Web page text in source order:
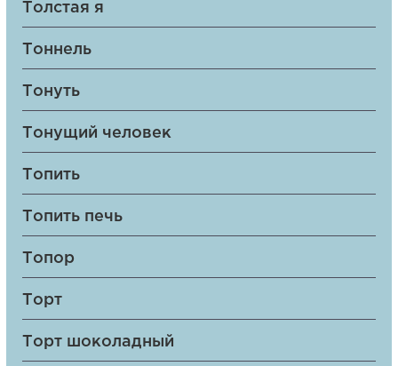
Толстая я
Тоннель
Тонуть
Тонущий человек
Топить
Топить печь
Топор
Торт
Торт шоколадный